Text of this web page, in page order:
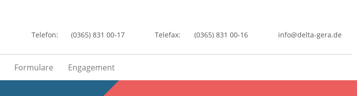
Telefon: (0365) 831 00-17 Telefax: (0365) 831 00-16 info@delta-gera.de
Formulare Engagement